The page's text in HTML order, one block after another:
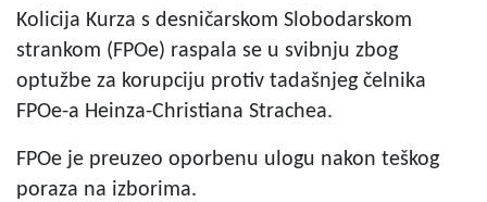
Kolicija Kurza s desničarskom Slobodarskom
strankom (FPOe) raspala se u svibnju zbog
optužbe za korupciju protiv tadašnjeg čelnika
FPOe-a Heinza-Christiana Strachea.
FPOe je preuzeo oporbenu ulogu nakon teškog
poraza na izborima.